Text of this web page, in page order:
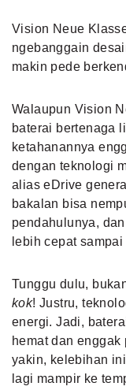
Vision Neue
ngebanggain
makin pede
Walaupun Vision
baterai bertenaga
ketahanannya
dengan teknologi
alias eDrive
bakalan bisa
pendahulunya,
lebih cepat sampai
Tunggu dulu,
kok! Justru,
energi. Jadi,
hemat dan
yakin, kelebihan
lagi mampir ke